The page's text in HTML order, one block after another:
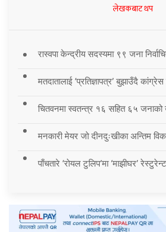
लेखकबाट थप
रास्वपा केन्द्रीय सदस्यमा ९९ जना
मतदातालाई ‘प्रतिज्ञापत्र’ बुझाउँदै कांग्रेस
चितवनमा स्वतन्त्र १६ सहित ६५ जनाको
मनकारी मेयर जो दीनदुःखीका अन्तिम
पाँचतारे ‘रोयल टुलिप’मा ‘माझीघर’